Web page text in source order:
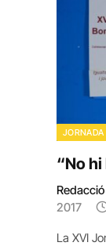
JORNADA
“No
2017
La XVI